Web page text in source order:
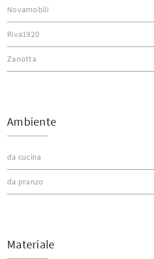
Novamobili
Riva1920
Zanotta
Ambiente
da cucina
da pranzo
Materiale